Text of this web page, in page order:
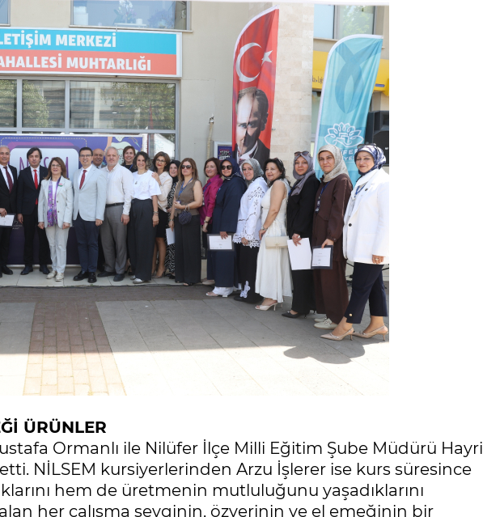
ÜRÜNLER
Ormanlı ile Nilüfer İlçe Milli Eğitim Şube Müdürü Hayri
NİLSEM kursiyerlerinden Arzu İşlerer ise kurs süresince
hem de üretmenin mutluluğunu yaşadıklarını
her çalışma sevginin, özverinin ve el emeğinin bir